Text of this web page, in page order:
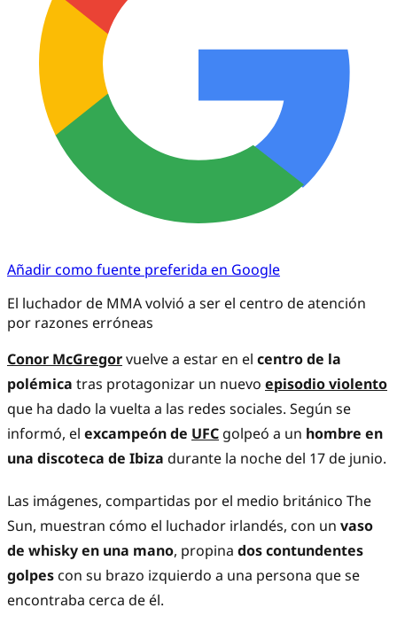
Añadir como fuente preferida en Google
El luchador de MMA volvió a ser el centro de atención
por razones erróneas
Conor McGregorvuelve a estar en el centro de la
polémica tras protagonizar un nuevo episodio violento
que ha dado la vuelta a las redes sociales. Según se
informó, el excampeón de UFC golpeó a un hombre en
una discoteca de Ibiza durante la noche del 17 de junio.
Las imágenes, compartidas por el medio británico The
Sun, muestran cómo el luchador irlandés, con un vaso
de whisky en una mano, propina dos contundentes
golpes con su brazo izquierdo a una persona que se
encontraba cerca de él.